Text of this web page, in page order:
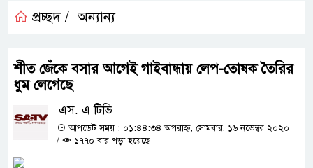
প্রচ্ছদ / অন্যান্য
শীত জেঁকে বসার আগেই গাইবান্ধায় লেপ-তোষক তৈরির
ধুম লেগেছে
এস. এ টিভি
আপডেট সময় : ০১:৪৪:৩৪ অপরাহ্ন, সোমবার, ১৬ নভেম্বর ২০২০
/
১৭৭০ বার পড়া হয়েছে